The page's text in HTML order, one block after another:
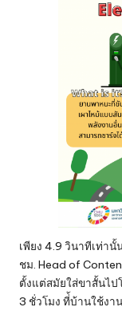
เพียง 4.9 วินาทีเท่า
ชม. Head of
ตั้งแต่สมัยใส่ขาสั้นไป
3 ชั่วโมง ที่้บ้านใช้งา